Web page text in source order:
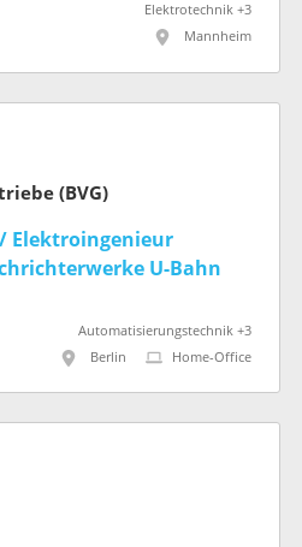
Elektrotechnik +3
Mannheim
(BVG)
Elektroingenieur
U-Bahn
Automatisierungstechnik +3
Berlin
Home-Office